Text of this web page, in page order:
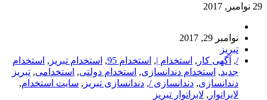
29 نوامبر, 2017
نوامبر 29, 2017
تبریز
/
, آگهی کار , استخدام |, استخدام 95 , استخدام تبریز , استخدام
جدید, استخدام دندانسازی, استخدام دولتی, استخدامی, تبریز
دندانسازی, دندانسازی /, دندانسازی تبریز , سایت استخدام,
لابراتوار , لابراتوار تبریز